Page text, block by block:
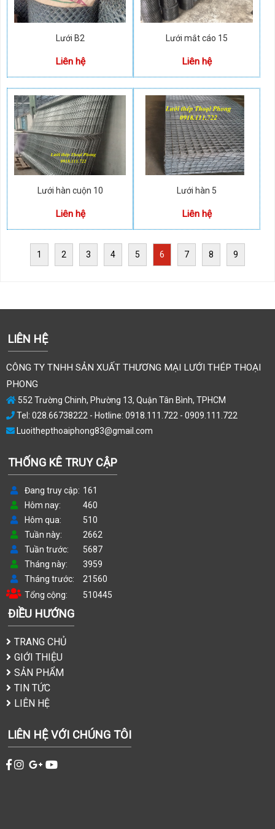
Lưới B2
Liên hệ
Lưới mắt cáo 15
Liên hệ
Lưới hàn cuộn 10
Liên hệ
Lưới hàn 5
Liên hệ
1 2 3 4 5 6 7 8 9
LIÊN HỆ
CÔNG TY TNHH SẢN XUẤT THƯƠNG MẠI LƯỚI THÉP THOẠI
PHONG
552 Trường Chinh, Phường 13, Quận Tân Bình, TPHCM
Tel: 028.66738222 - Hotline: 0918.111.722 - 0909.111.722
Luoithepthoaiphong83@gmail.com
THỐNG KÊ TRUY CẬP
Đang truy cập
161
Hôm nay
460
Hôm qua
510
Tuần này
2662
Tuần trước
5687
Tháng này
3959
Tháng trước
21560
Tổng cộng
510445
ĐIỀU HƯỚNG
TRANG CHỦ
GIỚI THIỆU
SẢN PHẨM
TIN TỨC
LIÊN HỆ
LIÊN HỆ VỚI CHÚNG TÔI